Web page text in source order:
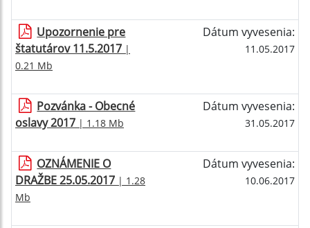
Upozornenie pre
štatutárov 11.5.2017 |
0.21 Mb
Dátum vyvesenia:
11.05.2017
Pozvánka - Obecné
oslavy 2017 | 1.18 Mb
Dátum vyvesenia:
31.05.2017
OZNÁMENIE O
DRAŽBE 25.05.2017 | 1.28
Mb
Dátum vyvesenia:
10.06.2017